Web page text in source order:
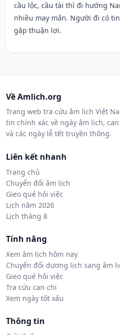
cầu lộc, cầu tài thì đi hướng
nhiều may mắn. Người đi có
gặp thuận lợi.
Về Amlich.org
Trang web tra cứu âm lịch Việt
tin chính xác về ngày âm lịch,
và các ngày lễ tết truyền thống.
Liên kết nhanh
Trang chủ
Chuyển đổi âm lịch
Gieo quẻ hỏi việc
Lịch năm 2026
Lịch tháng 8
Tính năng
Xem âm lịch hôm nay
Chuyển đổi dương lịch sang âm
Gieo quẻ hỏi việc
Tra cứu can chi
Xem ngày tốt xấu
Thông tin